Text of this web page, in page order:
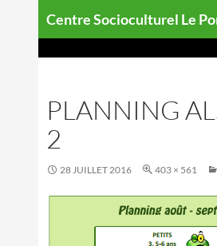
Centre Socioculturel Le
PLANNING
2
28 JUILLET 2016 403 × 561